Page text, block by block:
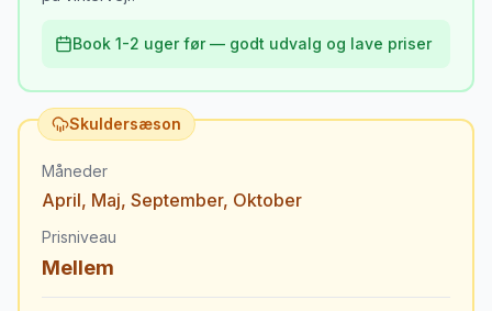
Book 1-2 uger før — godt udvalg og lave priser
Skuldersæson
Måneder
April, Maj, September, Oktober
Prisniveau
Mellem